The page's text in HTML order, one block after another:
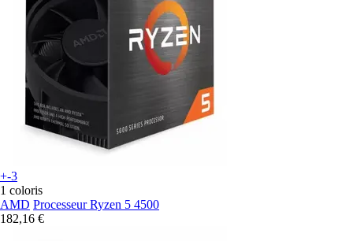
+-3
1 coloris
AMD Processeur Ryzen 5 4500
182,16 €